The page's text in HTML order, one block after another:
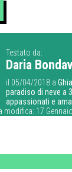
Testato da:
Daria
il 05/04/2018 a
paradiso di neve a
appassionati e
modifica: 17